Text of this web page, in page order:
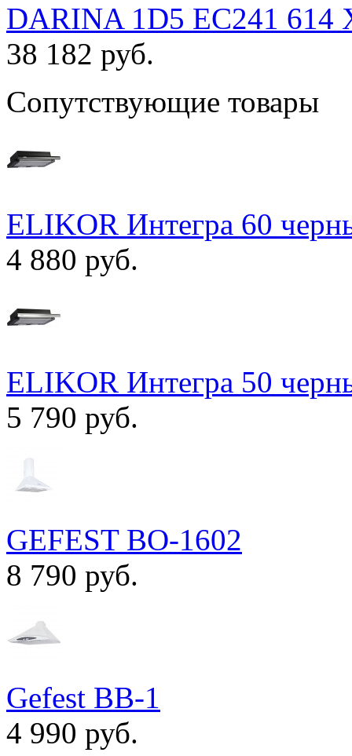
DARINA 1D5 EC241 614
38 182 руб.
Сопутствующие товары
ELIKOR Интегра 60
4 880 руб.
ELIKOR Интегра 50
5 790 руб.
GEFEST ВО-1602
8 790 руб.
Gefest ВВ-1
4 990 руб.